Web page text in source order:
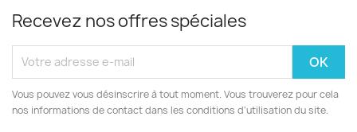
Recevez nos offres spéciales
Vous pouvez vous désinscrire à tout moment. Vous trouverez pour cela
nos informations de contact dans les conditions d'utilisation du site.